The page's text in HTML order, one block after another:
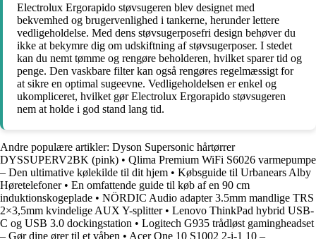
Electrolux Ergorapido støvsugeren blev designet med
bekvemhed og brugervenlighed i tankerne, herunder lettere
vedligeholdelse. Med dens støvsugerposefri design behøver du
ikke at bekymre dig om udskiftning af støvsugerposer. I stedet
kan du nemt tømme og rengøre beholderen, hvilket sparer tid og
penge. Den vaskbare filter kan også rengøres regelmæssigt for
at sikre en optimal sugeevne. Vedligeholdelsen er enkel og
ukompliceret, hvilket gør Electrolux Ergorapido støvsugeren
nem at holde i god stand lang tid.
Andre populære artikler: Dyson Supersonic hårtørrer
DYSSUPERV2BK (pink) • Qlima Premium WiFi S6026 varmepumpe
– Den ultimative kølekilde til dit hjem • Købsguide til Urbanears Alby
Høretelefoner• En omfattende guide til køb af en 90 cm
induktionskogeplade • NÖRDIC Audio adapter 3.5mm mandlige TRS
2×3,5mm kvindelige AUX Y-splitter• Lenovo ThinkPad hybrid USB-
C og USB 3.0 dockingstation • Logitech G935 trådløst gamingheadset
– Gør dine ører til et våben • Acer One 10 S1002 2-i-1 10 –